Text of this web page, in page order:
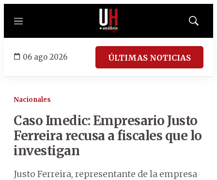
Menú
Mostrar
06 ago 2026 ÚLTIMAS NOTICIAS
Nacionales
Caso Imedic: Empresario Justo
Ferreira recusa a fiscales que lo
investigan
Justo Ferreira, representante de la empresa